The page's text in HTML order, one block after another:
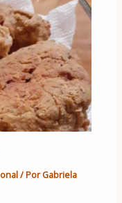
/ PorGabriela